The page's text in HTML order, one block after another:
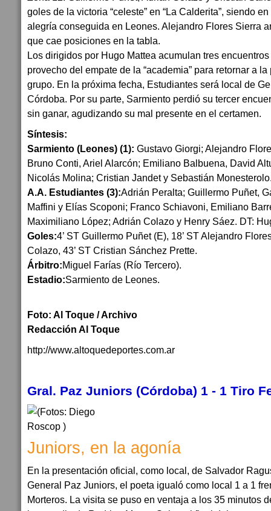
goles de la victoria “celeste” en “La Calderita”, siendo
alegría conseguida en Leones. Alejandro Flores Sierra
que cae posiciones en la tabla.
Los dirigidos por Hugo Mattea acumulan tres
provecho del empate de la “academia” para retornar a
grupo. En la próxima fecha, Estudiantes será local de
Córdoba. Por su parte, Sarmiento perdió su tercer
sin ganar, agudizando su mal presente en el certamen.
Síntesis:
Sarmiento (Leones) (1): Gustavo Giorgi; Alejandro
Bruno Conti, Ariel Alarcón; Emiliano Balbuena, David
Nicolás Molina; Cristian Jandet y Sebastián
A.A. Estudiantes (3):Adrián Peralta; Guillermo Puñet,
Maffini y Elías Scoponi; Franco Schiavoni, Emiliano
Maximiliano López; Adrián Colazo y Henry Sáez. DT:
Goles:4’ ST Guillermo Puñet (E), 18’ ST Alejandro
Colazo, 43’ ST Cristian Sánchez Prette.
Árbitro:Miguel Farías (Río Tercero).
Estadio:Sarmiento de Leones.
Foto: Al Toque / Archivo
Redacción Al Toque
http://www.altoquedeportes.com.ar
Gral. Paz Juniors (Córdoba) 1 - 1 Tiro
Juniors, en la agonía
En la presentación oficial, como local, de Salvador
General Paz Juniors, el poeta igualó como local 1 a 1
Morteros. La visita se puso en ventaja a los 35 minutos